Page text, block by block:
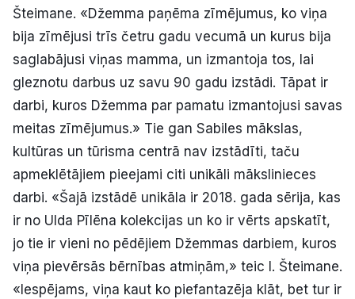
Šteimane. «Džemma paņēma zīmējumus, ko viņa
bija zīmējusi trīs četru gadu vecumā un kurus bija
saglabājusi viņas mamma, un izmantoja tos, lai
gleznotu darbus uz savu 90 gadu izstādi. Tāpat ir
darbi, kuros Džemma par pamatu izmantojusi savas
meitas zīmējumus.» Tie gan Sabiles mākslas,
kultūras un tūrisma centrā nav izstādīti, taču
apmeklētājiem pieejami citi unikāli mākslinieces
darbi. «Šajā izstādē unikāla ir 2018. gada sērija, kas
ir no Ulda Pīlēna kolekcijas un ko ir vērts apskatīt,
jo tie ir vieni no pēdējiem Džemmas darbiem, kuros
viņa pievērsās bērnības atmiņām,» teic I. Šteimane.
«Iespējams, viņa kaut ko piefantazēja klāt, bet tur ir